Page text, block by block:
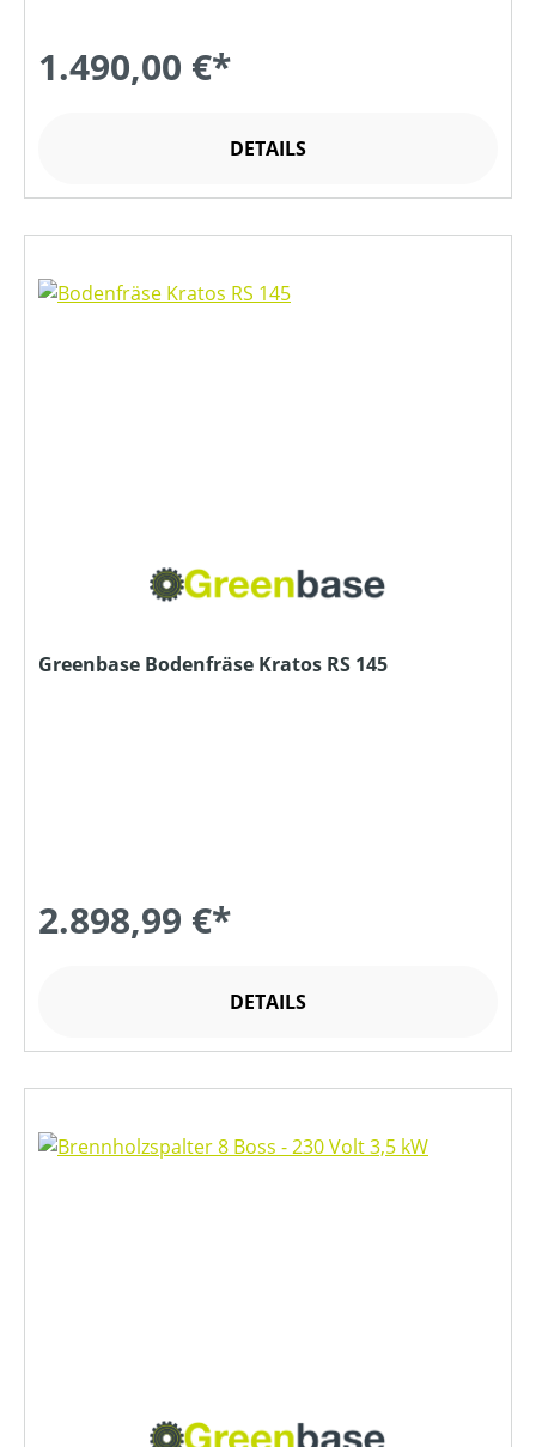
1.490,00 €*
DETAILS
Greenbase Bodenfräse Kratos RS 145
2.898,99 €*
DETAILS